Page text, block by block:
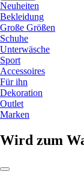
Neuheiten
Bekleidung
Große Größen
Schuhe
Unterwäsche
Sport
Accessoires
Für ihn
Dekoration
Outlet
Marken
Wird zum